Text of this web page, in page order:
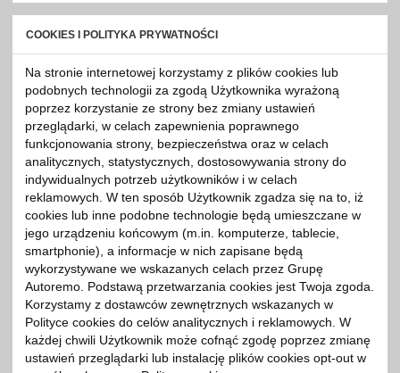
COOKIES I POLITYKA PRYWATNOŚCI
Na stronie internetowej korzystamy z plików cookies lub
podobnych technologii za zgodą Użytkownika wyrażoną
poprzez korzystanie ze strony bez zmiany ustawień
przeglądarki, w celach zapewnienia poprawnego
funkcjonowania strony, bezpieczeństwa oraz w celach
analitycznych, statystycznych, dostosowywania strony do
indywidualnych potrzeb użytkowników i w celach
reklamowych. W ten sposób Użytkownik zgadza się na to, iż
cookies lub inne podobne technologie będą umieszczane w
jego urządzeniu końcowym (m.in. komputerze, tablecie,
smartphonie), a informacje w nich zapisane będą
wykorzystywane we wskazanych celach przez Grupę
Autoremo. Podstawą przetwarzania cookies jest Twoja zgoda.
Korzystamy z dostawców zewnętrznych wskazanych w
Polityce cookies do celów analitycznych i reklamowych. W
każdej chwili Użytkownik może cofnąć zgodę poprzez zmianę
ustawień przeglądarki lub instalację plików cookies opt-out w